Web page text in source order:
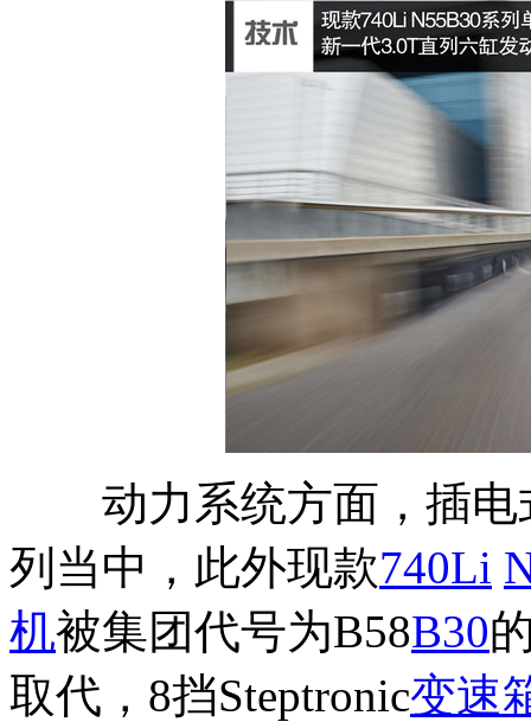
动力系统方面，插电
列当中，此外现款740Li
机被集团代号为B58B30
取代，8挡Steptronic变速